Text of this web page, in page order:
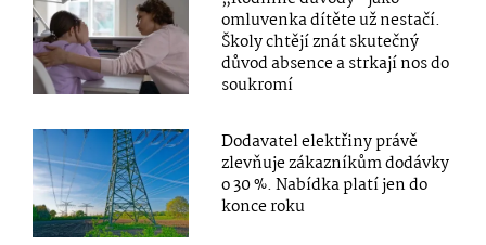
omluvenka dítěte už nestačí.
Školy chtějí znát skutečný
důvod absence a strkají nos do
soukromí
Dodavatel elektřiny právě
zlevňuje zákazníkům dodávky
o 30 %. Nabídka platí jen do
konce roku